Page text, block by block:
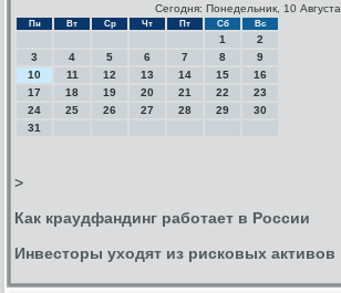
Сегодня: Понедельник, 10 Августа
Пн Вт Ср Чт Пт Сб Вс
1
2
3
4 5 6 7 8
9
10
11 12 13 14 15
16
17
18 19 20 21 22
23
24
25 26 27 28 29
30
31
>
Как краудфандинг работает в России
Инвесторы уходят из рисковых активов